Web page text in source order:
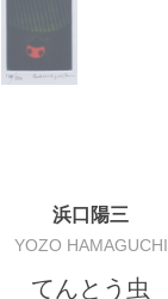
浜口陽三
YOZO HAMAGUCHI
てんとう虫